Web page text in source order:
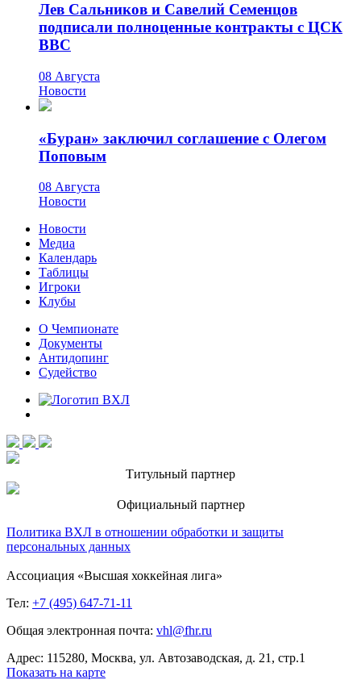
Лев Сальников и Савелий Семенцов
подписали полноценные контракты с ЦСК
ВВС
08 Августа
Новости
«Буран» заключил соглашение с Олегом
Поповым
08 Августа
Новости
Новости
Медиа
Календарь
Таблицы
Игроки
Клубы
О Чемпионате
Документы
Антидопинг
Судейство
Титульный партнер
Официальный партнер
Политика ВХЛ в отношении обработки и защиты
персональных данных
Ассоциация «Высшая хоккейная лига»
Тел: +7 (495) 647-71-11
Общая электронная почта: vhl@fhr.ru
Адрес: 115280, Москва, ул. Автозаводская, д. 21, стр.1
Показать на карте